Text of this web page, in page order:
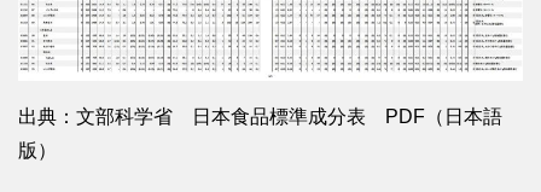
出典：文部科学省 日本食品標準成分表 PDF（日本語
版）